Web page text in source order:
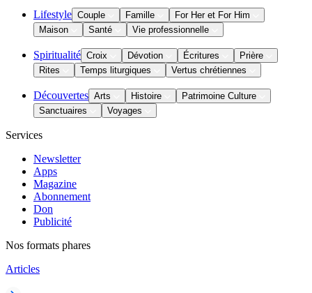
Lifestyle Couple Famille
For Her et For Him
Maison
Santé Vie professionnelle
Spiritualité Croix Dévotion Écritures
Prière
Rites
Temps liturgiques Vertus chrétiennes
Découvertes Arts Histoire
Patrimoine Culture
Sanctuaires
Voyages
Services
Newsletter
Apps
Magazine
Abonnement
Don
Publicité
Nos formats phares
Articles